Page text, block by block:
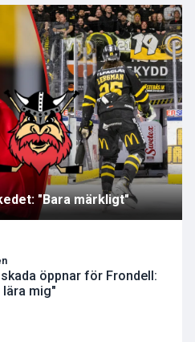
"Bara märkligt"
öppnar för Frondell:
mig"